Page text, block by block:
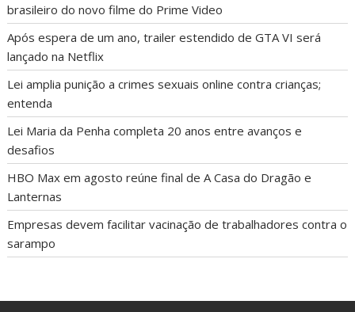
brasileiro do novo filme do Prime Video
Após espera de um ano, trailer estendido de GTA VI será
lançado na Netflix
Lei amplia punição a crimes sexuais online contra crianças;
entenda
Lei Maria da Penha completa 20 anos entre avanços e
desafios
HBO Max em agosto reúne final de A Casa do Dragão e
Lanternas
Empresas devem facilitar vacinação de trabalhadores contra o
sarampo